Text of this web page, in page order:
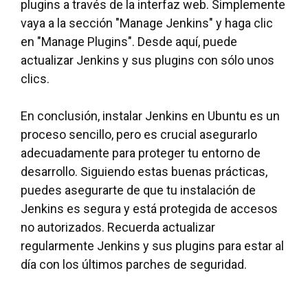
plugins a través de la interfaz web. Simplemente
vaya a la sección "Manage Jenkins" y haga clic
en "Manage Plugins". Desde aquí, puede
actualizar Jenkins y sus plugins con sólo unos
clics.
En conclusión, instalar Jenkins en Ubuntu es un
proceso sencillo, pero es crucial asegurarlo
adecuadamente para proteger tu entorno de
desarrollo. Siguiendo estas buenas prácticas,
puedes asegurarte de que tu instalación de
Jenkins es segura y está protegida de accesos
no autorizados. Recuerda actualizar
regularmente Jenkins y sus plugins para estar al
día con los últimos parches de seguridad.